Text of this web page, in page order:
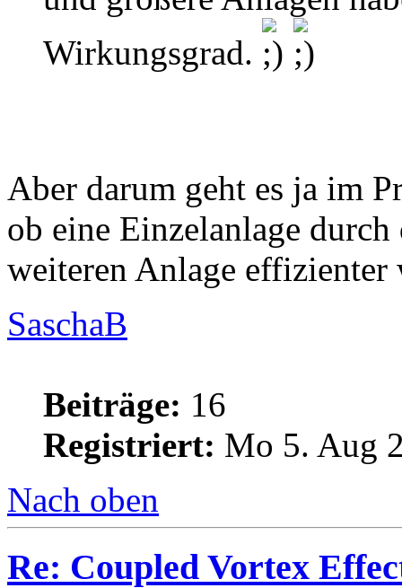
Wirkungsgrad.
Aber darum geht es ja im
ob eine Einzelanlage
weiteren Anlage effizienter
SaschaB
Beiträge: 16
Registriert: Mo 5. Aug
Nach oben
Re: Coupled Vortex